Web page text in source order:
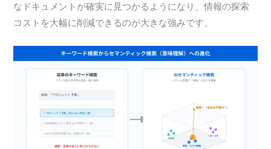
なドキュメントが確実に見つかるようになり、情報の探索
コストを大幅に削減できるのが大きな強みです。